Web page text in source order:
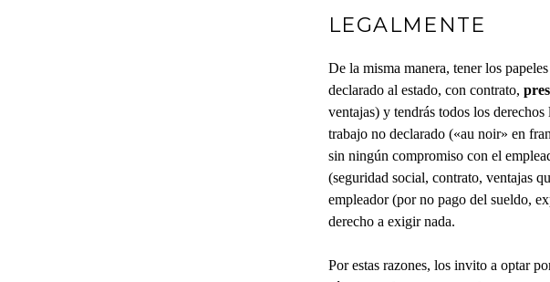
LEGALMENTE
De la misma manera, tener los
declarado al estado, con contrato,
ventajas) y tendrás todos los
trabajo no declarado («au noir» en
sin ningún compromiso con el
(seguridad social, contrato, ventajas
empleador (por no pago del sueldo,
derecho a exigir nada.
Por estas razones, los invito a optar